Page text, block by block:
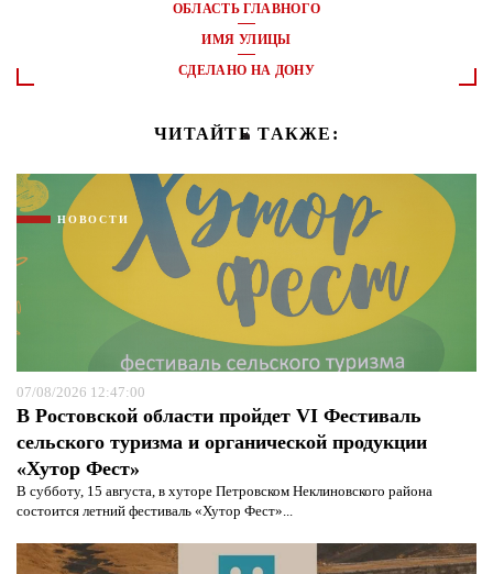
ОБЛАСТЬ ГЛАВНОГО
ИМЯ УЛИЦЫ
СДЕЛАНО НА ДОНУ
ЧИТАЙТЕ ТАКЖЕ:
НОВОСТИ
07/08/2026 12:47:00
В Ростовской области пройдет VI Фестиваль
сельского туризма и органической продукции
«Хутор Фест»
В субботу, 15 августа, в хуторе Петровском Неклиновского района
состоится летний фестиваль «Хутор Фест»...